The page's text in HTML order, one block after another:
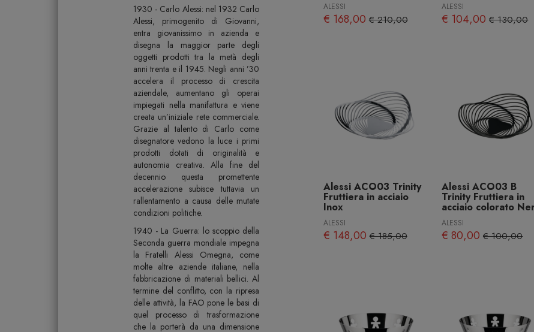
1930 - Carlo Alessi: nel 1932 Carlo
Alessi, primogenito di Giovanni,
entra giovanissimo in azienda e
disegna la maggior parte degli
oggetti prodotti tra la metà degli
anni trenta e il 1945. Negli anni ’30
accelera il processo di crescita
aziendale, aumentano gli operai
impiegati nella manifattura e viene
creata un’iniziale rete commerciale.
Grazie al talento di Carlo come
disegnatore vedono la luce i primi
prodotti dotati di originalità e
autonomia creativa. Alla fine del
decennio questa promettente
accelerazione subisce tuttavia un
rallentamento a causa delle mutate
condizioni politiche.
1940 - La Guerra: lo scoppio della
Seconda guerra mondiale impegna
la Fratelli Alessi Omegna, come
molte altre aziende italiane, nella
fabbricazione di materiali bellici. Al
termine del conflitto, con la ripresa
delle attività, la FAO pone le basi di
quel processo di trasformazione
che la porterà da una dimensione
ALESSI
€ 168,00€ 210,00
ALESSI
€ 104,00€ 130,00
Alessi ACO03 Trinity
Fruttiera in acciaio
Inox
ALESSI
€ 148,00€ 185,00
Alessi ACO03 B
Trinity Fruttiera in
acciaio colorato
ALESSI
€ 80,00€ 100,00